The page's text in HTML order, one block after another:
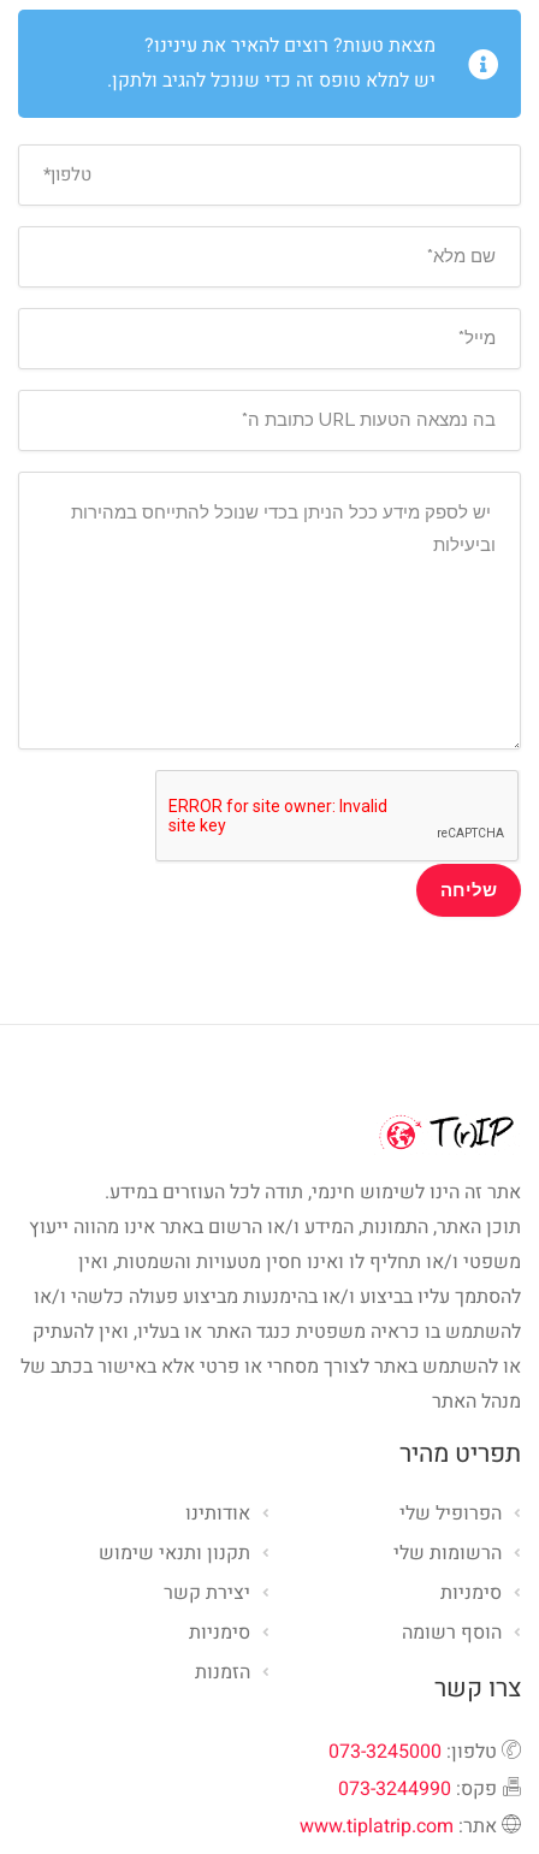
מצאת טעות? רוצים להאיר את עינינו?
יש למלא טופס זה כדי שנוכל להגיב ולתקן.
אתר זה הינו לשימוש חינמי, תודה לכל העוזרים במידע.
תוכן האתר, התמונות, המידע ו/או הרשום באתר אינו מהווה ייעוץ
משפטי ו/או תחליף לו ואינו חסין מטעויות והשמטות, ואין
להסתמך עליו בביצוע ו/או בהימנעות מביצוע פעולה כלשהי ו/או
להשתמש בו כראיה משפטית כנגד האתר או בעליו, ואין להעתיק
או להשתמש באתר לצורך מסחרי או פרטי אלא באישור בכתב של
מנהל האתר
תפריט מהיר
אודותינו
תקנון ותנאי שימוש
יצירת קשר
סימניות
הזמנות
הפרופיל שלי
הרשומות שלי
סימניות
הוסף רשומה
צרו קשר
טלפון: 073-3245000
פקס: 073-3244990
אתר: www.tiplatrip.com